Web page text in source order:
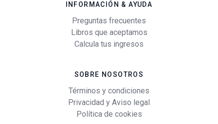
INFORMACIÓN & AYUDA
Preguntas frecuentes
Libros que aceptamos
Calcula tus ingresos
SOBRE NOSOTROS
Términos y condiciones
Privacidad y Aviso legal
Política de cookies